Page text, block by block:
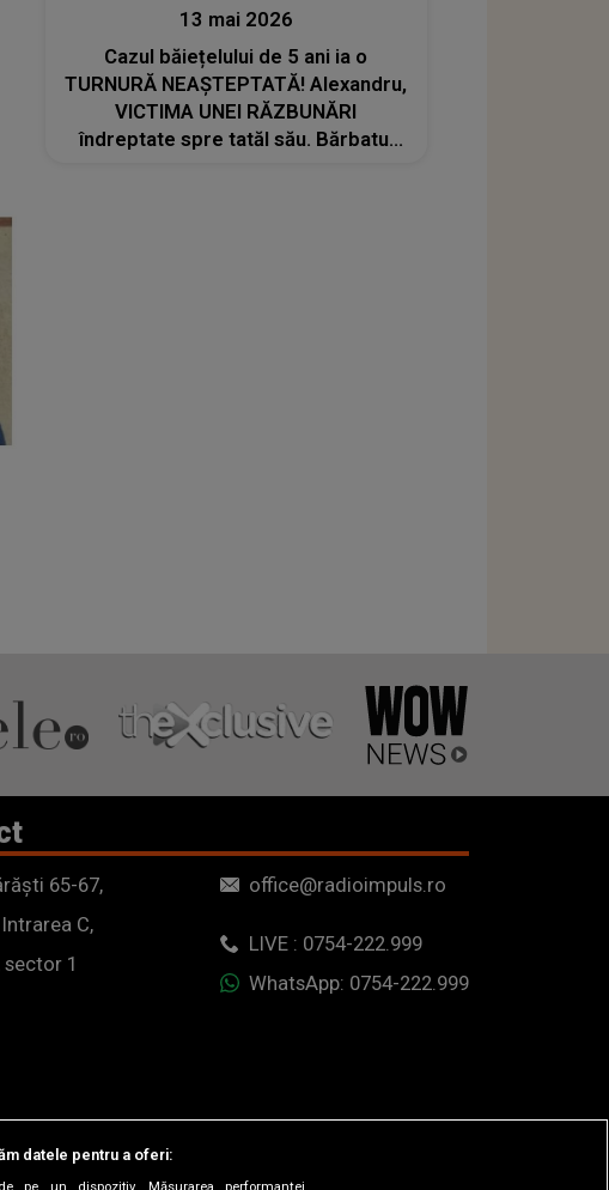
13 mai 2026
Cazul băiețelului de 5 ani ia o
TURNURĂ NEAȘTEPTATĂ! Alexandru,
VICTIMA UNEI RĂZBUNĂRI
îndreptate spre tatăl său. Bărbatul
65-67,
C,
sector 1
office@radioimpuls.ro
LIVE : 0754-222.999
WhatsApp: 0754-222.999
datele pentru a oferi: